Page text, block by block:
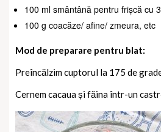
100 ml smântână pentru frișcă cu
100 g coacăze/ afine/ zmeura, etc
Mod de preparare pentru blat:
Preîncălzim cuptorul la 175 de
Cernem cacaua și făina într-un